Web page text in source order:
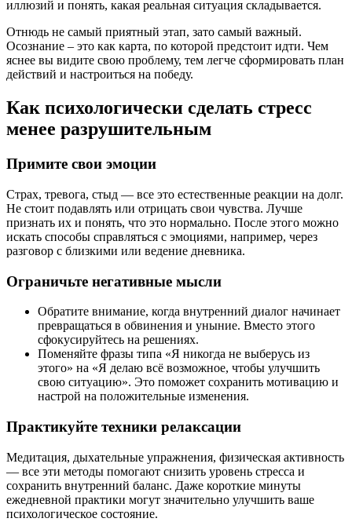
иллюзий и понять, какая реальная ситуация складывается.
Отнюдь не самый приятный этап, зато самый важный.
Осознание – это как карта, по которой предстоит идти. Чем
яснее вы видите свою проблему, тем легче сформировать план
действий и настроиться на победу.
Как психологически сделать стресс
менее разрушительным
Примите свои эмоции
Страх, тревога, стыд — все это естественные реакции на долг.
Не стоит подавлять или отрицать свои чувства. Лучше
признать их и понять, что это нормально. После этого можно
искать способы справляться с эмоциями, например, через
разговор с близкими или ведение дневника.
Ограничьте негативные мысли
Обратите внимание, когда внутренний диалог начинает
превращаться в обвинения и уныние. Вместо этого
сфокусируйтесь на решениях.
Поменяйте фразы типа «Я никогда не выберусь из
этого» на «Я делаю всё возможное, чтобы улучшить
свою ситуацию». Это поможет сохранить мотивацию и
настрой на положительные изменения.
Практикуйте техники релаксации
Медитация, дыхательные упражнения, физическая активность
— все эти методы помогают снизить уровень стресса и
сохранить внутренний баланс. Даже короткие минуты
ежедневной практики могут значительно улучшить ваше
психологическое состояние.